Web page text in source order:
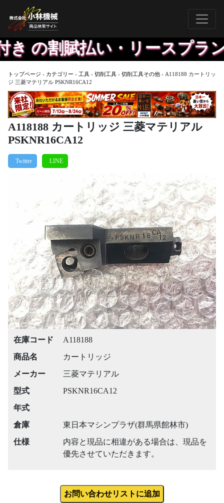
賦払い・リースプラン、
トップページ › カテゴリー › 工具 › 切削工具 › 切削工具その他 › A118188 カートリッ
ジ 三菱マテリアル PSKNR16CA12
A118188 カートリッジ 三菱マテリアル
PSKNR16CA12
Previous Next
在庫コード
A118188
商品名
カートリッジ
メーカー
三菱マテリアル
型式
PSKNR16CA12
年式
倉庫
東日本マシンプラザ(群馬県館林市)
仕様
内容と現品に相違がある場合は、現品を
優先させていただきます。
お問い合わせリストに追加